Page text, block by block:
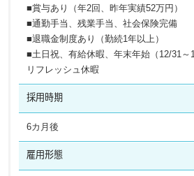
■賞与あり（年2回、昨年実績52万円）
■通勤手当、残業手当、社会保険完備
■退職金制度あり（勤続1年以上）
■土日祝、有給休暇、年末年始（12/31～
リフレッシュ休暇
採用時期
6カ月後
雇用形態